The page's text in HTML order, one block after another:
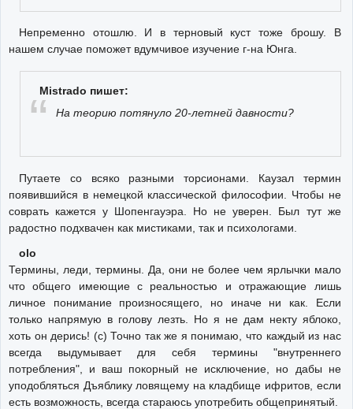
Непременно отошлю. И в терновый куст тоже брошу. В
нашем случае поможет вдумчивое изучение г-на Юнга.
Mistrado пишет:
На теорию потянуло 20-летней давности?
Путаете со всяко разными торсионами. Каузал термин
появившийся в немецкой классической философии. Чтобы не
соврать кажется у Шопенгауэра. Но не уверен. Был тут же
радостно подхвачен как мистиками, так и психологами.
olo
Термины, леди, термины. Да, они не более чем ярлычки мало
что общего имеющие с реальностью и отражающие лишь
личное понимание произносящего, но иначе ни как. Если
только напрямую в голову лезть. Но я не дам некту яблоко,
хоть он дерись! (с) Точно так же я понимаю, что каждый из нас
всегда выдумывает для себя термины "внутреннего
потребления", и ваш покорный не исключение, но дабы не
уподобляться Дъяблику ловящему на кладбище ифритов, если
есть возможность, всегда стараюсь употребить общепринятый.